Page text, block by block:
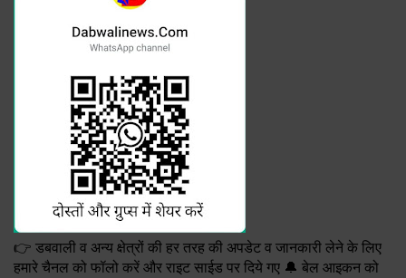
👉 डबवाली व अन्य क्षेत्रों की हर तरह की अपडेट व जानकारी लेने के लिए
हमारे चैनल को फॉलो करें और राइट साईड पर दिये गए 🔔 बेल आइकन को